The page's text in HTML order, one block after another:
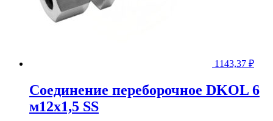
1143,37 ₽
Соединение переборочное DKOL 6
м12х1,5 SS